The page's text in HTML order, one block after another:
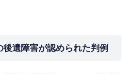
遺障害が認められた判例